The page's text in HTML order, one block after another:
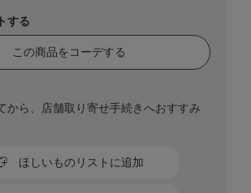
する
この商品をコーデする
ほしいものリストに追加
から、店舗取り寄せ手続きへおすすみ